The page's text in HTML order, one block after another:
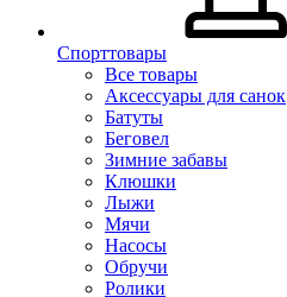
Спорттовары
Все товары
Аксессуары для санок
Батуты
Беговел
Зимние забавы
Клюшки
Лыжи
Мячи
Насосы
Обручи
Ролики